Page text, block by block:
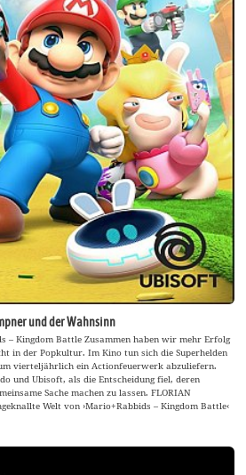
und der Wahnsinn
– Kingdom Battle Zusammen haben wir mehr Erfolg
in der Popkultur. Im Kino tun sich die Superhelden
vierteljährlich ein Actionfeuerwerk abzuliefern.
und Ubisoft, als die Entscheidung fiel, deren
Sache machen zu lassen. FLORIAN
Welt von ›Mario+Rabbids – Kingdom Battle‹